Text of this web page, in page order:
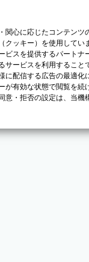
心に応じたコンテン
ッキー）を使用して
スを提供するパート
ービスを利用するこ
配信する広告の最適
有効な状態で閲覧を
意・拒否の設定は、当機